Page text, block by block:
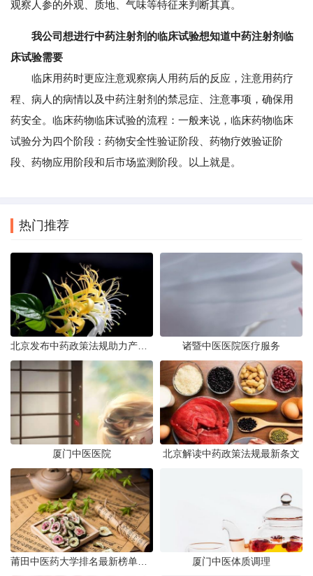
观察人参的外观、质地、气味等特征来判断其真。
我公司想进行中药注射剂的临床试验想知道中药注射剂临
床试验需要
临床用药时更应注意观察病人用药后的反应，注意用药疗
程、病人的病情以及中药注射剂的禁忌症、注意事项，确保用
药安全。临床药物临床试验的流程：一般来说，临床药物临床
试验分为四个阶段：药物安全性验证阶段、药物疗效验证阶
段、药物应用阶段和后市场监测阶段。以上就是。
热门推荐
诸暨中医医院医疗服务
厦门中医医院 北京解读中药政策法规最新条文
厦门中医体质调理